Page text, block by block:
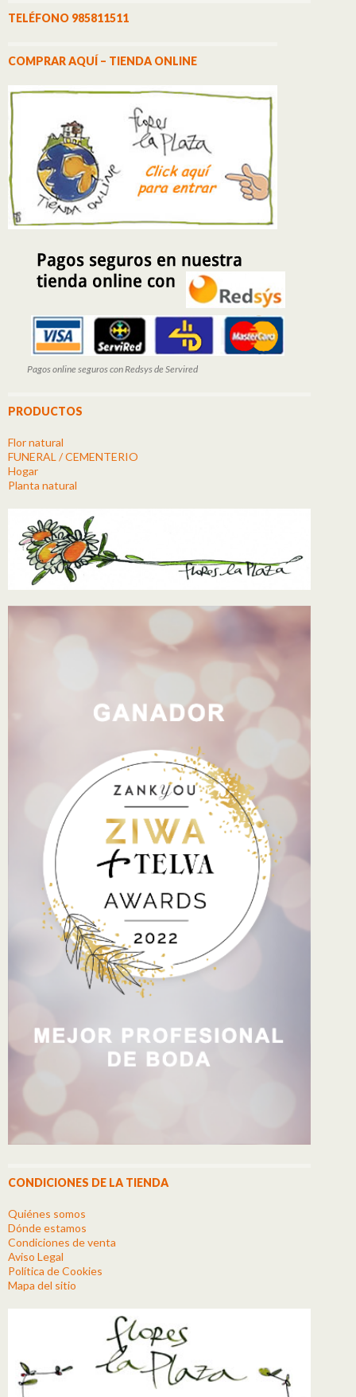
TELÉFONO 985811511
COMPRAR AQUÍ – TIENDA ONLINE
Pagos online seguros con Redsys de Servired
PRODUCTOS
Flor natural
FUNERAL / CEMENTERIO
Hogar
Planta natural
CONDICIONES DE LA TIENDA
Quiénes somos
Dónde estamos
Condiciones de venta
Aviso Legal
Política de Cookies
Mapa del sitio